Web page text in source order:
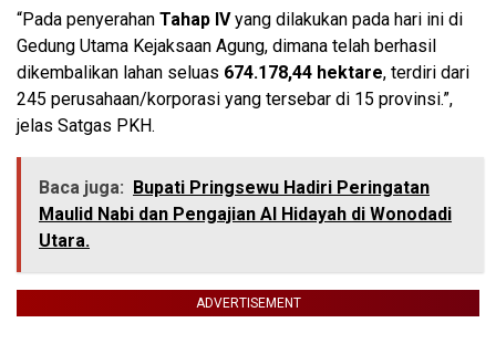
“Pada penyerahan Tahap IVyang dilakukan pada hari ini di
Gedung Utama Kejaksaan Agung, dimana telah berhasil
dikembalikan lahan seluas 674.178,44 hektare, terdiri dari
245 perusahaan/korporasi yang tersebar di 15 provinsi.”,
jelas Satgas PKH.
Baca juga: Bupati Pringsewu Hadiri Peringatan
Maulid Nabi dan Pengajian Al Hidayah di Wonodadi
Utara.
ADVERTISEMENT